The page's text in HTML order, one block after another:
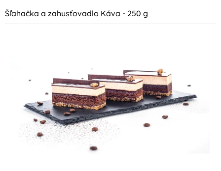
Šľahačka a zahusťovadlo Káva - 250 g